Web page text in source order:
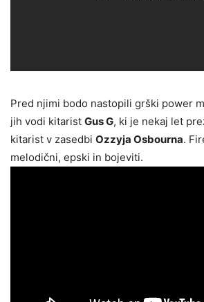
Pred njimi bodo nastopili grški power
jih vodi kitarist Gus G, ki je nekaj let
kitarist v zasedbi Ozzyja Osbourna.
melodični, epski in bojeviti.